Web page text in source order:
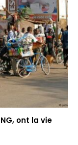
ont la vie